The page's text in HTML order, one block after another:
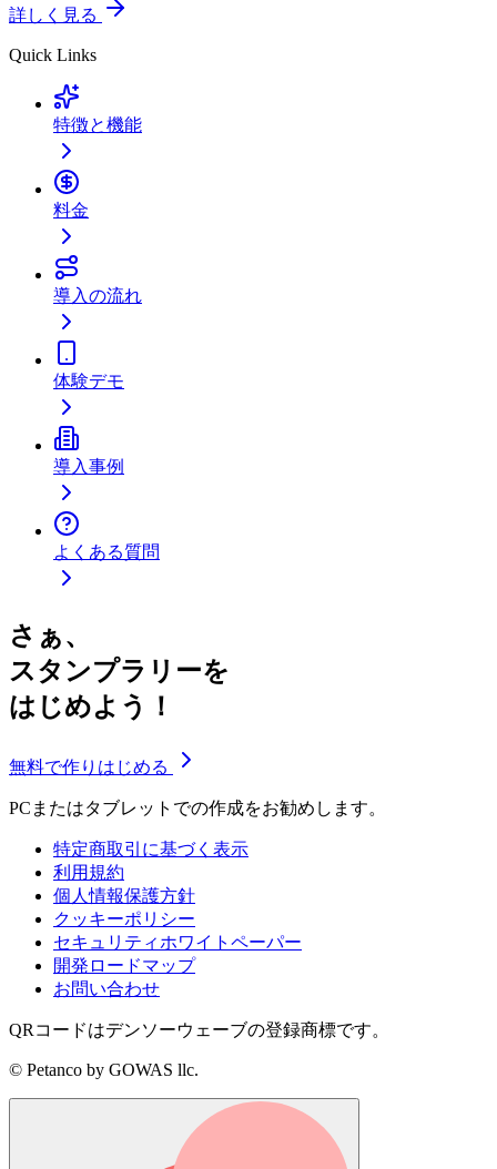
詳しく見る
Quick Links
特徴と機能
料金
導入の流れ
体験デモ
導入事例
よくある質問
さぁ、
スタンプラリーを
はじめよう！
無料で作りはじめる
PCまたはタブレットでの作成をお勧めします。
特定商取引に基づく表示
利用規約
個人情報保護方針
クッキーポリシー
セキュリティホワイトペーパー
開発ロードマップ
お問い合わせ
QRコードはデンソーウェーブの登録商標です。
© Petanco by GOWAS llc.